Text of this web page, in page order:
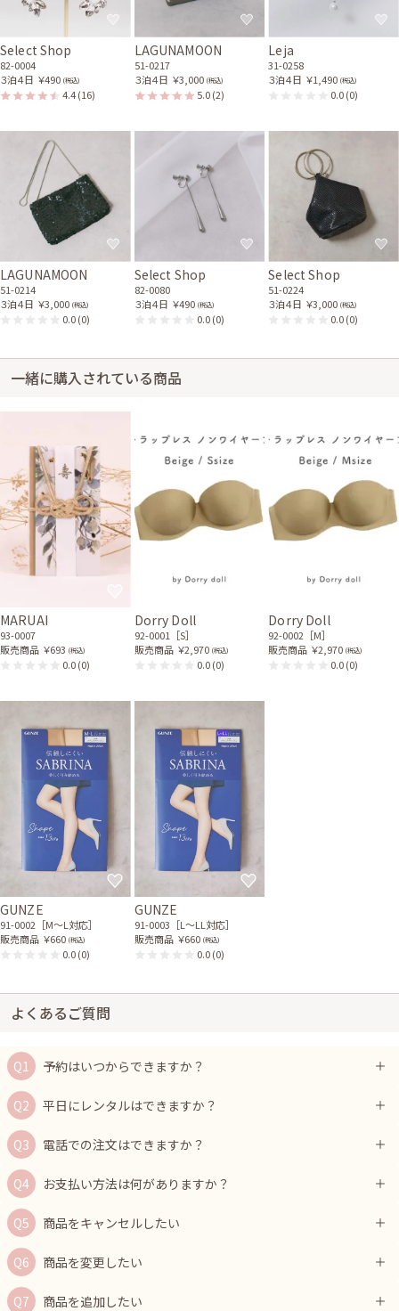
Select Shop
82-0004
３泊４日 ￥490 (税込)
4.4(16)
LAGUNAMOON
51-0217
３泊４日 ￥3,000 (税込)
5.0(2)
Leja
31-0258
３泊４日 ￥1,490 (税込)
0.0(0)
LAGUNAMOON
51-0214
３泊４日 ￥3,000 (税込)
0.0(0)
Select Shop
82-0080
３泊４日 ￥490 (税込)
0.0(0)
Select Shop
51-0224
３泊４日 ￥3,000 (税込)
0.0(0)
一緒に購入されている商品
MARUAI
93-0007
販売商品 ￥693 (税込)
0.0(0)
Dorry Doll
92-0001［S］
販売商品 ￥2,970 (税込)
0.0(0)
Dorry Doll
92-0002［M］
販売商品 ￥2,970 (税込)
0.0(0)
GUNZE
91-0002［M〜L対応］
販売商品 ￥660 (税込)
0.0(0)
GUNZE
91-0003［L〜LL対応］
販売商品 ￥660 (税込)
0.0(0)
よくあるご質問
予約はいつからできますか？
平日にレンタルはできますか？
電話での注文はできますか？
お支払い方法は何がありますか？
商品をキャンセルしたい
商品を変更したい
商品を追加したい